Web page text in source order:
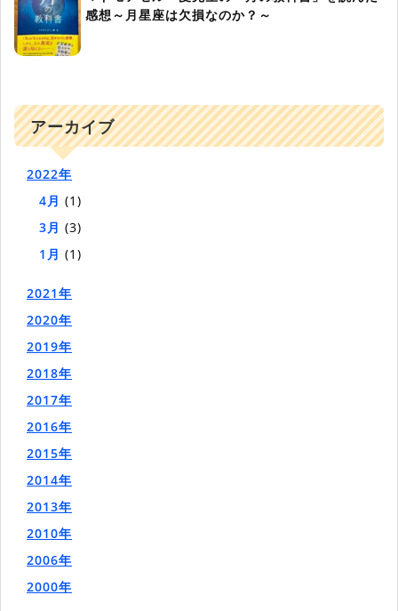
感想～月星座は欠損なのか？～
アーカイブ
2022年
4月 (1)
3月 (3)
1月 (1)
2021年
2020年
2019年
2018年
2017年
2016年
2015年
2014年
2013年
2010年
2006年
2000年